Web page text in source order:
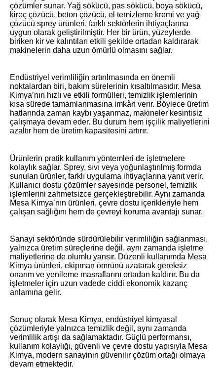
çözümler sunar. Yağ sökücü, pas sökücü, boya sökücü,
kireç çözücü, beton çözücü, el temizleme kremi ve yağ
çözücü sprey ürünleri, farklı sektörlerin ihtiyaçlarına
uygun olarak geliştirilmiştir. Her bir ürün, yüzeylerde
biriken kir ve kalıntıları etkili şekilde ortadan kaldırarak
makinelerin daha uzun ömürlü olmasını sağlar.
Endüstriyel verimliliğin artırılmasında en önemli
noktalardan biri, bakım sürelerinin kısaltılmasıdır. Mesa
Kimya’nın hızlı ve etkili formülleri, temizlik işlemlerinin
kısa sürede tamamlanmasına imkân verir. Böylece üretim
hatlarında zaman kaybı yaşanmaz, makineler kesintisiz
çalışmaya devam eder. Bu durum hem işçilik maliyetlerini
azaltır hem de üretim kapasitesini artırır.
Ürünlerin pratik kullanım yöntemleri de işletmelere
kolaylık sağlar. Sprey, sıvı veya yoğunlaştırılmış formda
sunulan ürünler, farklı uygulama ihtiyaçlarına yanıt verir.
Kullanıcı dostu çözümler sayesinde personel, temizlik
işlemlerini zahmetsizce gerçekleştirebilir. Aynı zamanda
Mesa Kimya’nın ürünleri, çevre dostu içerikleriyle hem
çalışan sağlığını hem de çevreyi koruma avantajı sunar.
Sanayi sektöründe sürdürülebilir verimliliğin sağlanması,
yalnızca üretim süreçlerine değil, aynı zamanda işletme
maliyetlerine de olumlu yansır. Düzenli kullanımda Mesa
Kimya ürünleri, ekipman ömrünü uzatarak gereksiz
onarım ve yenileme masraflarını ortadan kaldırır. Bu da
işletmeler için uzun vadede ciddi ekonomik kazanç
anlamına gelir.
Sonuç olarak Mesa Kimya, endüstriyel kimyasal
çözümleriyle yalnızca temizlik değil, aynı zamanda
verimlilik artışı da sağlamaktadır. Güçlü performansı,
kullanım kolaylığı, güvenli ve çevre dostu yapısıyla Mesa
Kimya, modern sanayinin güvenilir çözüm ortağı olmaya
devam etmektedir.